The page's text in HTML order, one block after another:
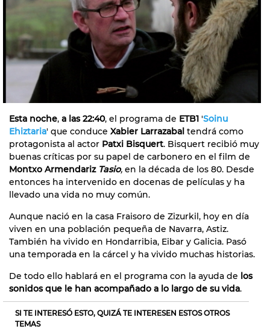
Esta noche, a las 22:40, el programa de ETB1 'Soinu
Ehiztaria' que conduce Xabier Larrazabal tendrá como
protagonista al actor Patxi Bisquert. Bisquert recibió muy
buenas críticas por su papel de carbonero en el film de
Montxo Armendariz Tasio, en la década de los 80. Desde
entonces ha intervenido en docenas de películas y ha
llevado una vida no muy común.
Aunque nació en la casa Fraisoro de Zizurkil, hoy en día
viven en una población pequeña de Navarra, Astiz.
También ha vivido en Hondarribia, Eibar y Galicia. Pasó
una temporada en la cárcel y ha vivido muchas historias.
De todo ello hablará en el programa con la ayuda de los
sonidos que le han acompañado a lo largo de su vida.
SI TE INTERESÓ ESTO, QUIZÁ TE INTERESEN ESTOS OTROS
TEMAS